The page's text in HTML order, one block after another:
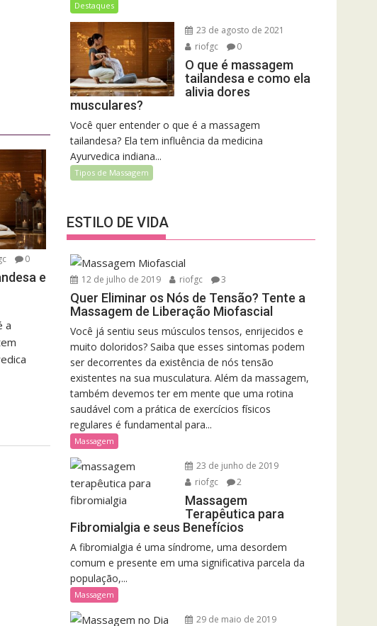
Massagem
Pode te
Ajudar
0
e
a
Destaques
23 de agosto de 2021
riofgc
0
O que é massagem
tailandesa e como ela
alivia dores
musculares?
Você quer entender o que é a massagem
tailandesa? Ela tem influência da medicina
Ayurvedica indiana...
Tipos de Massagem
ESTILO DE VIDA
12 de julho de 2019 riofgc 3
Quer Eliminar os Nós de Tensão? Tente a
Massagem de Liberação Miofascial
Você já sentiu seus músculos tensos, enrijecidos e
muito doloridos? Saiba que esses sintomas podem
ser decorrentes da existência de nós tensão
existentes na sua musculatura. Além da massagem,
também devemos ter em mente que uma rotina
saudável com a prática de exercícios físicos
regulares é fundamental para...
Massagem
23 de junho de 2019
riofgc
2
Massagem
Terapêutica para
Fibromialgia e seus Benefícios
A fibromialgia é uma síndrome, uma desordem
comum e presente em uma significativa parcela da
população,...
Massagem
29 de maio de 2019